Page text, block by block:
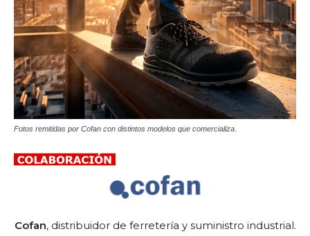
Fotos remitidas por Cofan con distintos modelos que comercializa.
Cofan, distribuidor de ferretería y suministro industrial.